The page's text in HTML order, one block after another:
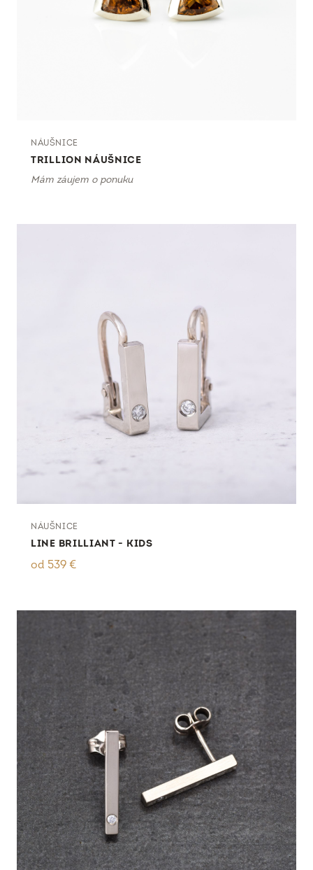
NÁUŠNICE
TRILLION NÁUŠNICE
Mám záujem o ponuku
NÁUŠNICE
LINE BRILLIANT - KIDS
od 539 €